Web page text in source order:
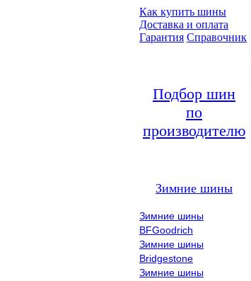
Как купить шины
Доставка и оплата
Гарантия Справочник
Подбор шин
по
производителю
Зимние шины
Зимние шины
BFGoodrich
Зимние шины
Bridgestone
Зимние шины